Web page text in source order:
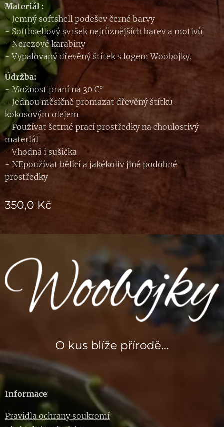
Materiál :
- Jemný softshell podešev černé barvy
- Softhsellový svršek nejrůznějších barev a motivů
- Nerezové karabiny
- Vypalovaný dřevěný štítek s logem Woobojky.
Údržba:
- Možnost praní na 30 C°
- Jednou měsíčně promazat dřevěný štítku
kokosovým olejem
- Používat šetrné prací prostředky na choulostivý
materiál
- Vhodná i sušička
- NEpoužívat bělící a jakékoliv jiné podobné
prostředky
350,0 Kč
O kus blíže přírodě...
Informace
Pravidla ochrany soukromí